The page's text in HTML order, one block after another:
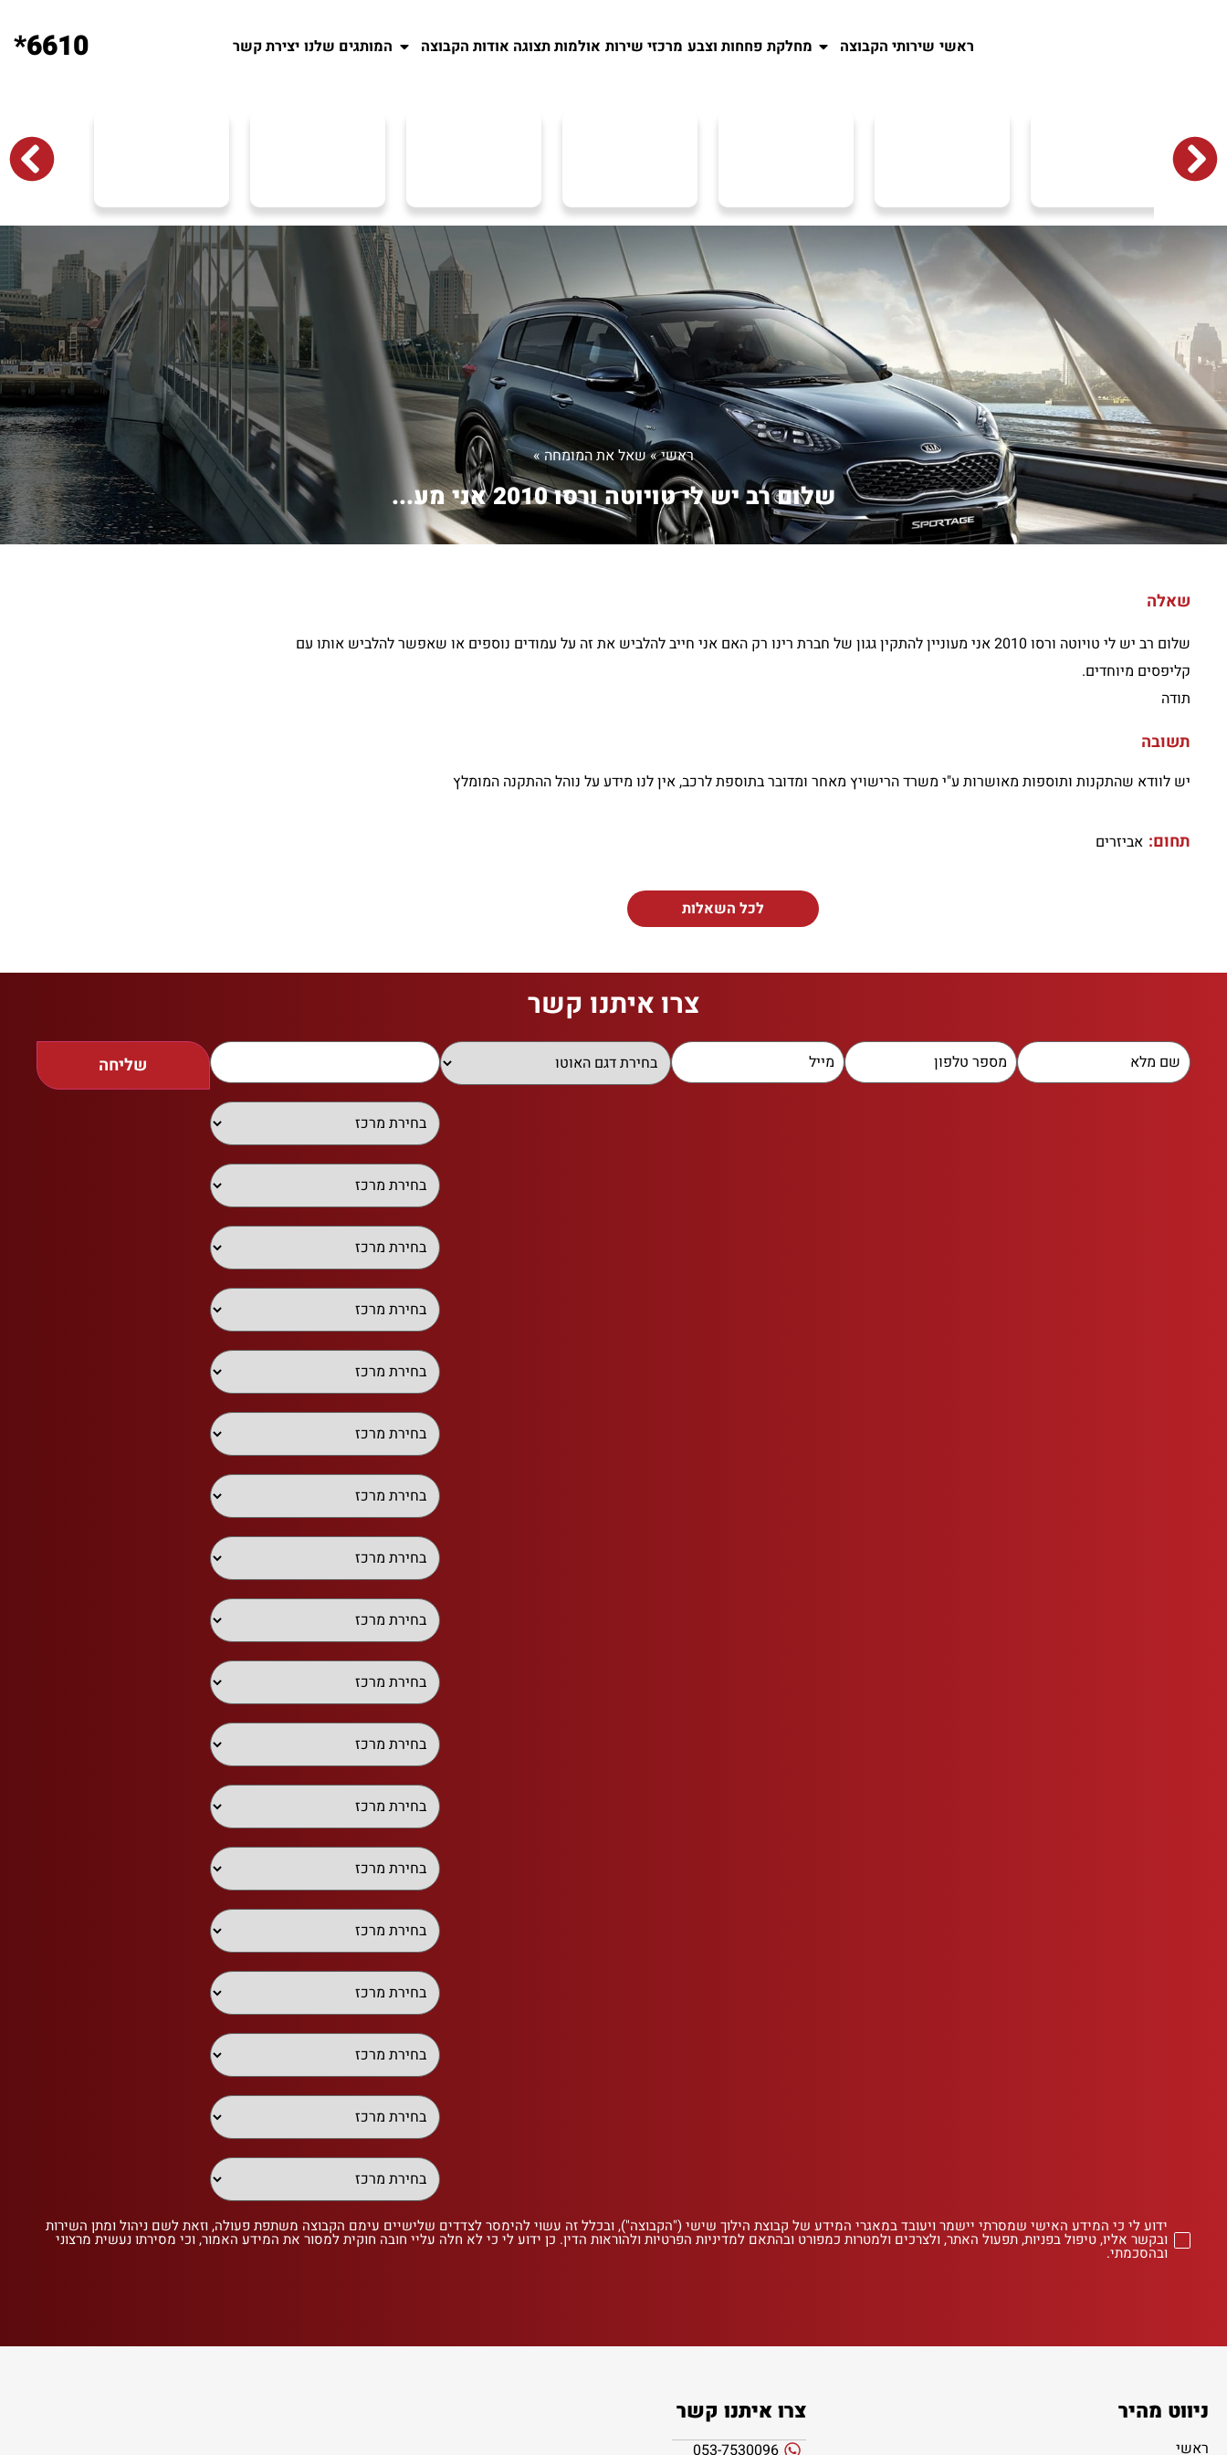
ראשי שירותי הקבוצה מחלקת פחחות וצבע מרכזי שירות אולמות תצוגה אודות הקבוצה המותגים שלנו יצירת קשר 6610*
ראשי»שאל את המומחה»
שלום רב יש לי טויוטה ורסו 2010 אני מע...
שאלה
שלום רב יש לי טויוטה ורסו 2010 אני מעוניין להתקין גגון של חברת רינו רק האם אני חייב להלביש את זה על עמודים נוספים או שאפשר להלביש אותו עם
קליפסים מיוחדים.
תודה
תשובה
יש לוודא שהתקנות ותוספות מאושרות ע"י משרד הרישויץ מאחר ומדובר בתוספת לרכב, אין לנו מידע על נוהל ההתקנה המומלץ
תחום: אביזרים
לכל השאלות
צרו איתנו קשר
שליחה
ידוע לי כי המידע האישי שמסרתי יישמר ויעובד במאגרי המידע של קבוצת הילוך שישי ("הקבוצה"), ובכלל זה עשוי להימסר לצדדים שלישיים עימם הקבוצה משתפת פעולה, וזאת לשם ניהול ומתן השירות
ובקשר אליו, טיפול בפניות, תפעול האתר, ולצרכים ולמטרות כמפורט ובהתאם למדיניות הפרטיות ולהוראות הדין. כן ידוע לי כי לא חלה עליי חובה חוקית למסור את המידע האמור, וכי מסירתו נעשית מרצוני
ובהסכמתי.
ניווט מהיר
ראשי
צרו איתנו קשר
053-7530096